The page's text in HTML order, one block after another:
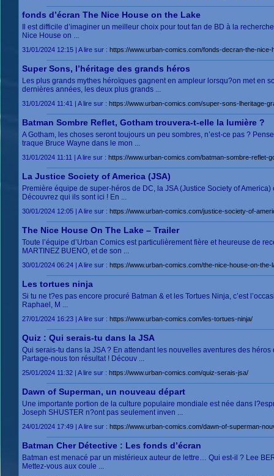
fonds d’écran The Nice House on the Lake
Il est difficile d’imaginer un meilleur choix pour tout fan de BD à la
Nice House on ...
31/01/2024 12:15 | A lire sur : https://www.urban-comics.com/fonds-decran-the-nice-
Super Sons, l’héritage des grands héros
Les plus grands mythes héroïques gagnent en ampleur lorsqu?on met en
dernières années, les deux plus grands ...
31/01/2024 11:41 | A lire sur : https://www.urban-comics.com/super-sons-lheritage-
Batman Sombre Reflet, Gotham trouvera-t-elle la lumière ?
A Gotham, les choses seront toujours un peu sombres, n’est-ce pas ?
traque Bruce Wayne dans le mon ...
31/01/2024 11:11 | A lire sur : https://www.urban-comics.com/batman-sombre-reflet-
La Justice Society of America (JSA)
Première équipe de super-héros de DC, la JSA (Justice Society of
Découvrez qui ils sont ici ! En ...
30/01/2024 12:05 | A lire sur : https://www.urban-comics.com/justice-society-of-
The Nice House On The Lake – Trailer
Toute l’équipe d’Urban Comics est particulièrement fière et heureuse de
MARTINEZ BUENO, et de son ...
30/01/2024 06:24 | A lire sur : https://www.urban-comics.com/the-nice-house-on-the-
Les tortues ninja
Si tu ne t?es pas encore procuré Batman & et les Tortues Ninja, c’est
Raphael, M ...
27/01/2024 16:23 | A lire sur : https://www.urban-comics.com/les-tortues-ninja/
Quiz : Qui serais-tu dans la JSA
Qui serais-tu dans la JSA ? En attendant les nouvelles aventures des
Partage-nous ton résultat ! Découv ...
25/01/2024 11:32 | A lire sur : https://www.urban-comics.com/quiz-serais-jsa/
Dawn of Superman, un nouveau départ
Une importante portion de la culture populaire mondiale est née dans
Joseph SHUSTER n?ont pas seulement inven ...
24/01/2024 17:49 | A lire sur : https://www.urban-comics.com/dawn-of-superman-
Batman Cher Détective : Les fonds d’écran
Batman est menacé par un mistérieux auteur de lettre… Qui est-il ? Lee
Mettez-vous aux coule ...